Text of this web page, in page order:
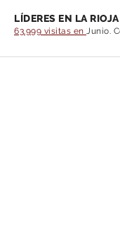
LÍDERES EN LA
63.999 visitas en Junio.